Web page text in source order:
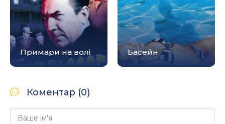
Примари на волі Басейн
Коментар (0)